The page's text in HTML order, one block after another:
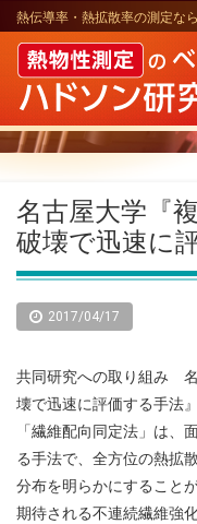
熱伝導率・熱拡散率の測定な
名古屋大学『
破壊で迅速に
2017/04/17
共同研究への取り組み
壊で迅速に評価する手法
「繊維配向同定法」は、
る手法で、全方位の熱拡
分布を明らかにすること
期待される不連続繊維強